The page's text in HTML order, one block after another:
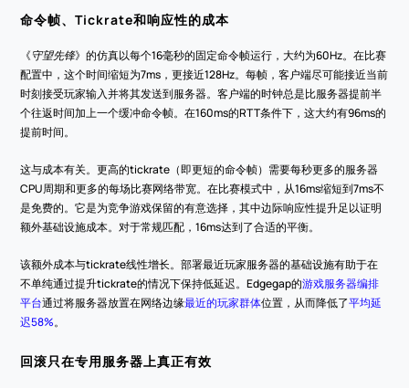
命令帧、Tickrate和响应性的成本
《守望先锋》的仿真以每个16毫秒的固定命令帧运行，大约为60Hz。在比赛
配置中，这个时间缩短为7ms，更接近128Hz。每帧，客户端尽可能接近当前
时刻接受玩家输入并将其发送到服务器。客户端的时钟总是比服务器提前半
个往返时间加上一个缓冲命令帧。在160ms的RTT条件下，这大约有96ms的
提前时间。
这与成本有关。更高的tickrate（即更短的命令帧）需要每秒更多的服务器
CPU周期和更多的每场比赛网络带宽。在比赛模式中，从16ms缩短到7ms不
是免费的。它是为竞争游戏保留的有意选择，其中边际响应性提升足以证明
额外基础设施成本。对于常规匹配，16ms达到了合适的平衡。
该额外成本与tickrate线性增长。部署最近玩家服务器的基础设施有助于在
不单纯通过提升tickrate的情况下保持低延迟。Edgegap的游戏服务器编排
平台通过将服务器放置在网络边缘最近的玩家群体位置，从而降低了平均延
迟58%。
回滚只在专用服务器上真正有效